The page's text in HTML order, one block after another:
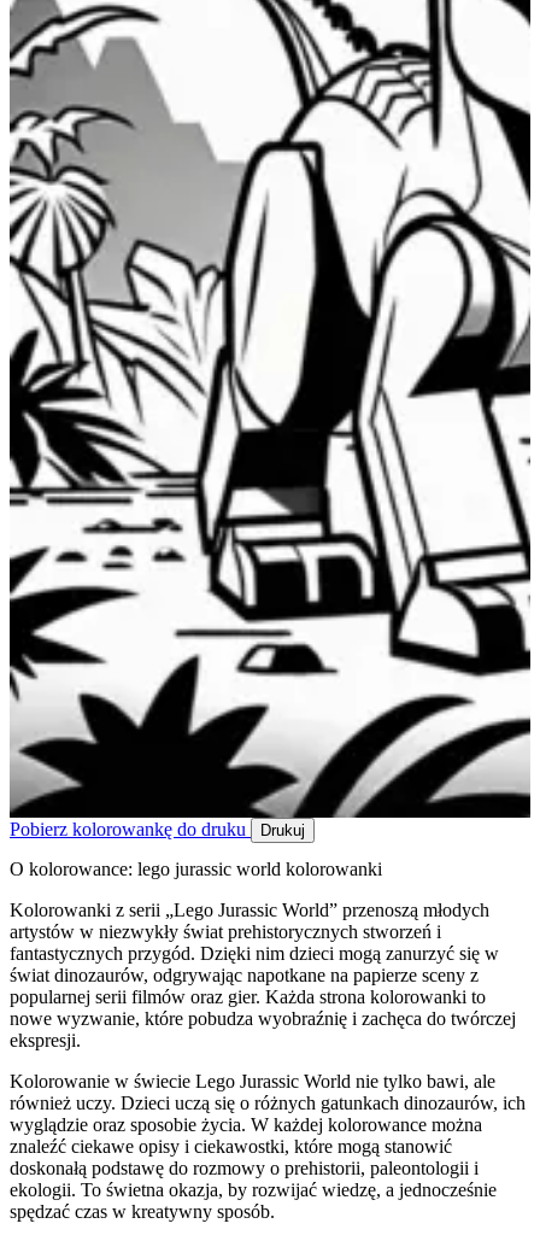
Pobierz kolorowankę do druku Drukuj
O kolorowance: lego jurassic world kolorowanki
Kolorowanki z serii „Lego Jurassic World” przenoszą młodych
artystów w niezwykły świat prehistorycznych stworzeń i
fantastycznych przygód. Dzięki nim dzieci mogą zanurzyć się w
świat dinozaurów, odgrywając napotkane na papierze sceny z
popularnej serii filmów oraz gier. Każda strona kolorowanki to
nowe wyzwanie, które pobudza wyobraźnię i zachęca do twórczej
ekspresji.
Kolorowanie w świecie Lego Jurassic World nie tylko bawi, ale
również uczy. Dzieci uczą się o różnych gatunkach dinozaurów, ich
wyglądzie oraz sposobie życia. W każdej kolorowance można
znaleźć ciekawe opisy i ciekawostki, które mogą stanowić
doskonałą podstawę do rozmowy o prehistorii, paleontologii i
ekologii. To świetna okazja, by rozwijać wiedzę, a jednocześnie
spędzać czas w kreatywny sposób.